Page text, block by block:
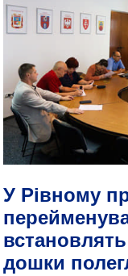
У Рівному
дошки